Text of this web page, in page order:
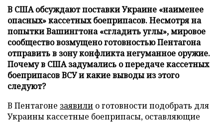
В США обсуждают поставки Украине «наименее
опасных» кассетных боеприпасов. Несмотря на
попытки Вашингтона «сгладить углы», мировое
сообщество возмущено готовностью Пентагона
отправить в зону конфликта негуманное оружие.
Почему в США задумались о передаче кассетных
боеприпасов ВСУ и какие выводы из этого
следуют?
В Пентагоне заявили о готовности подобрать для
Украины кассетные боеприпасы, оставляющие